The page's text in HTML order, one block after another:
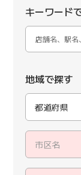
キーワード
地域で探す
都道府県
市区名